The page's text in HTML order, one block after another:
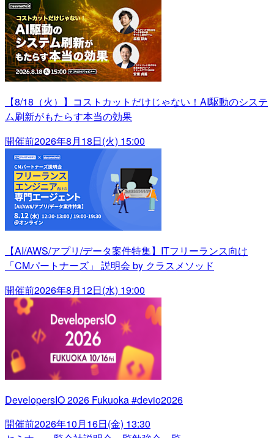
【8/18（火）】コストカットだけじゃない！AI駆動のシステ
ム刷新がもたらす本当の効果
開催前2026年8月18日(火) 15:00
【AI/AWS/アプリ/データ案件特集】ITフリーランス向け
「CMパートナーズ」 説明会 by クラスメソッド
開催前2026年8月12日(水) 19:00
DevelopersIO 2026 Fukuoka #devio2026
開催前2026年10月16日(金) 13:30